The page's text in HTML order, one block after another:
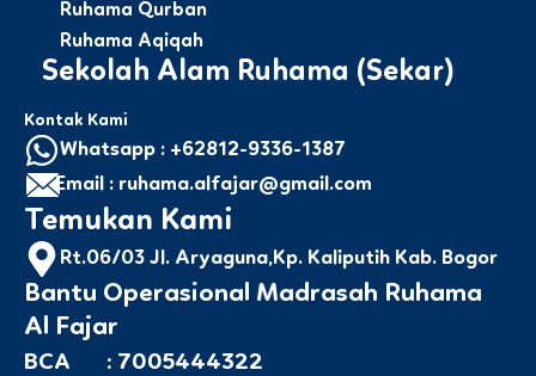
Ruhama Qurban
Ruhama Aqiqah
Sekolah Alam Ruhama (Sekar)
Kontak Kami
Whatsapp : +62812-9336-1387
Email : ruhama.alfajar@gmail.com
Temukan Kami
Rt.06/03 Jl. Aryaguna,Kp. Kaliputih Kab. Bogor
Bantu Operasional Madrasah Ruhama
Al Fajar
BCA : 7005444322